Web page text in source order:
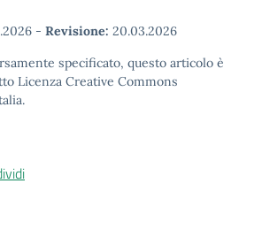
- Revisione: 20.03.2026
specificato, questo articolo è
Licenza Creative Commons